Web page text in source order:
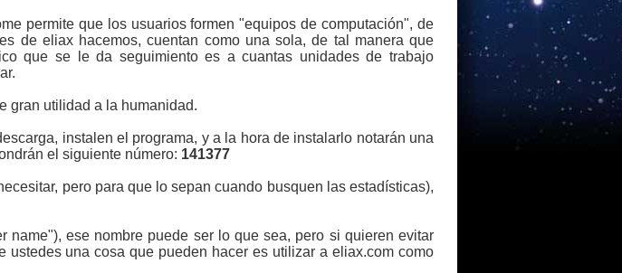
permite que los usuarios formen "equipos de computación", de
de eliax hacemos, cuentan como una sola, de tal manera que
que se le da seguimiento es a cuantas unidades de trabajo
gran utilidad a la humanidad.
instalen el programa, y a la hora de instalarlo notarán una
el siguiente número: 141377
pero para que lo sepan cuando busquen las estadísticas),
name"), ese nombre puede ser lo que sea, pero si quieren evitar
una cosa que pueden hacer es utilizar a eliax.com como